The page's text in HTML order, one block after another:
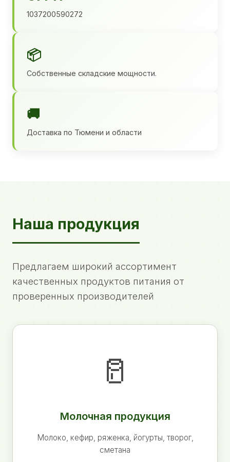
1037200590272
📦
Собственные складские мощности.
🚚
Доставка по Тюмени и области
Наша продукция
Предлагаем широкий ассортимент
качественных продуктов питания от
проверенных производителей
🥛
Молочная продукция
Молоко, кефир, ряженка, йогурты, творог,
сметана